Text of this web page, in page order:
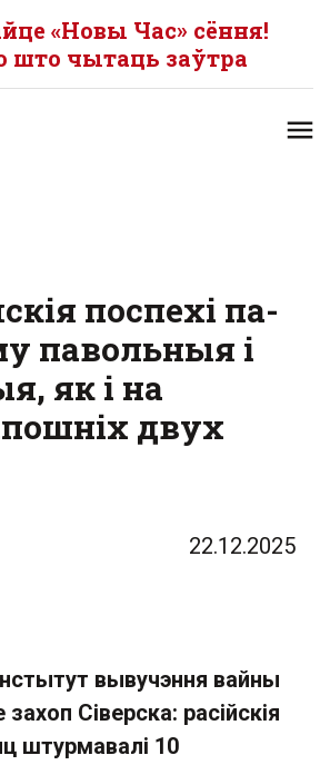
«Новы Час» сёння!
што чытаць заўтра
поспехі па-
павольныя і
як і на
двух
22.12.2025
вывучэння вайны
Сіверска: расійскія
штурмавалі 10